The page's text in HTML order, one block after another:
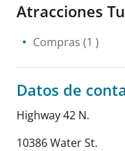
Atracciones
Compras (1 )
Datos de
Highway 42 N.
10386 Water St.